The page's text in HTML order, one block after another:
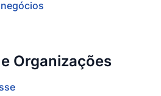
Organizações